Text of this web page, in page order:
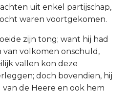
uit enkel partijschap,
waren voortgekomen.
zijn tong; want hij had
van volkomen onschuld,
vallen kon deze
doch bovendien, hij
van de Heere en ook hem